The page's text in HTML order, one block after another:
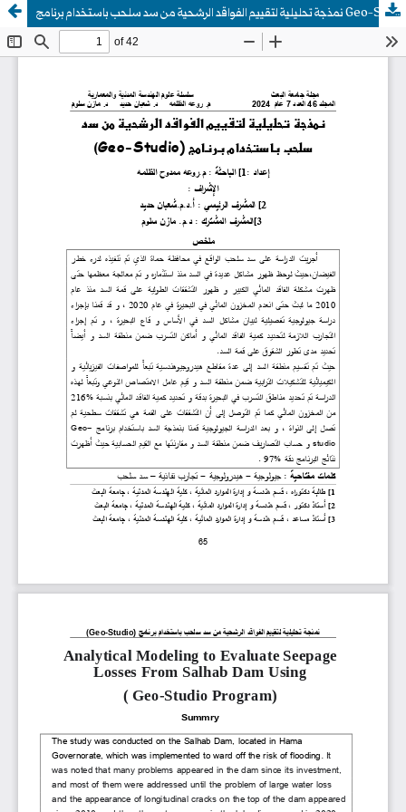
نمذجة تحليلية لتقييم الفواقد الرشحية من سد سلحب باستخدام برنامج Geo-Studio))